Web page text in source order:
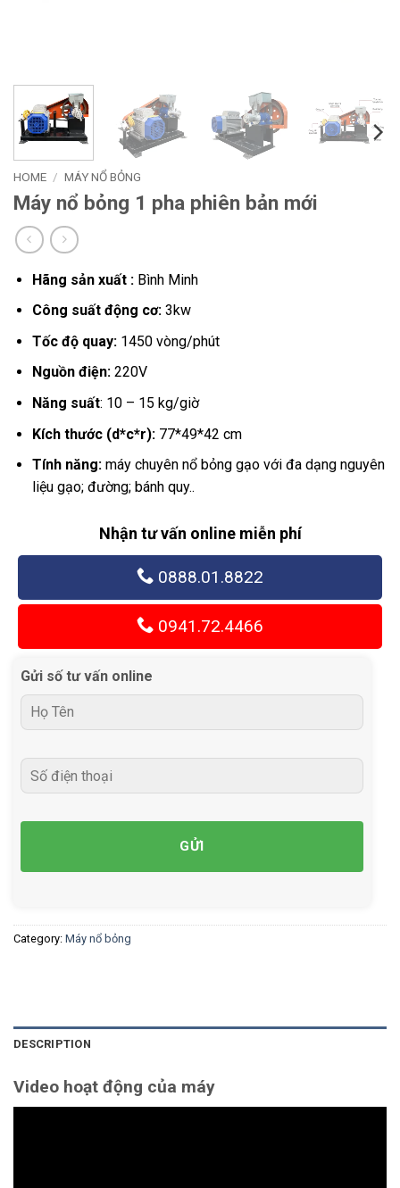
HOME / MÁY NỔ BỎNG
Máy nổ bỏng 1 pha phiên bản mới
Hãng sản xuất :Bình Minh
Công suất động cơ:3kw
Tốc độ quay:1450 vòng/phút
Nguồn điện:220V
Năng suất: 10 – 15 kg/giờ
Kích thước (d*c*r):77*49*42 cm
Tính năng:máy chuyên nổ bỏng gạo với đa dạng nguyên
liệu gạo; đường; bánh quy..
Nhận tư vấn online miễn phí
0888.01.8822
0941.72.4466
Gửi số tư vấn online
Category: Máy nổ bỏng
DESCRIPTION
Video hoạt động của máy